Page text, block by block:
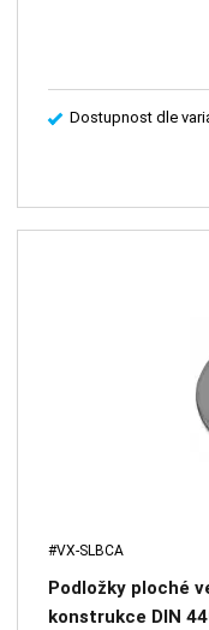
Dostupnost dle
#VX-SLBCA
Podložky ploché
konstrukce DIN